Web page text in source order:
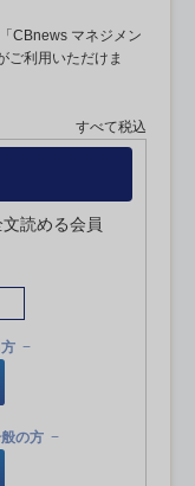
CBnews マネジメン
ご利用いただけま
すべて税込
読める会員
の方